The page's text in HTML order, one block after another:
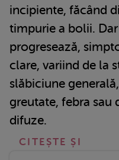
incipiente, făcând
timpurie a bolii.
progresează,
clare, variind de la
slăbiciune
greutate, febra sau
difuze.